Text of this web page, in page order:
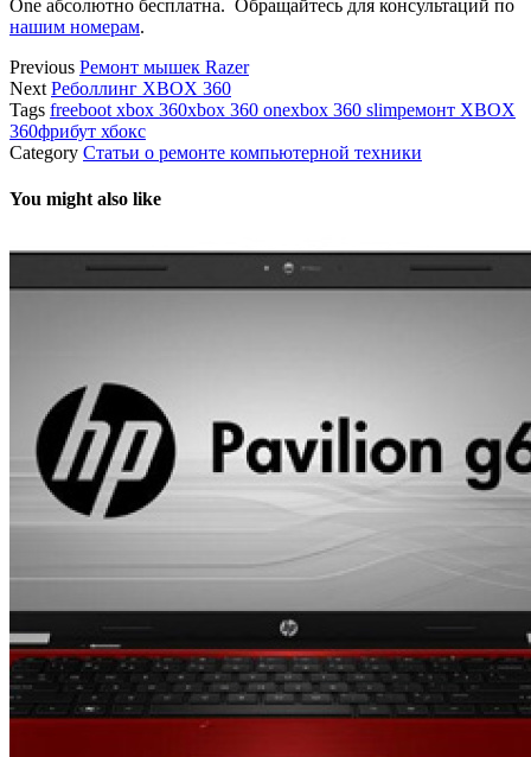
One абсолютно бесплатна. Обращайтесь для консультаций по
нашим номерам.
Previous Ремонт мышек Razer
Next Реболлинг XBOX 360
Tags freeboot xbox 360xbox 360 onexbox 360 slimремонт XBOX
360фрибут хбокс
Category Статьи о ремонте компьютерной техники
You might also like